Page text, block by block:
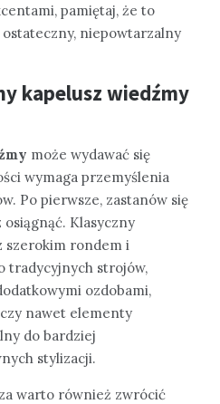
pamiętaj, że to
niepowtarzalny
kapelusz wiedźmy
może wydawać się
wymaga przemyślenia
Po pierwsze, zastanów się
Klasyczny
szerokim rondem i
tradycyjnych strojów,
ozdobami,
nawet elementy
do bardziej
stylizacji.
warto również zwrócić